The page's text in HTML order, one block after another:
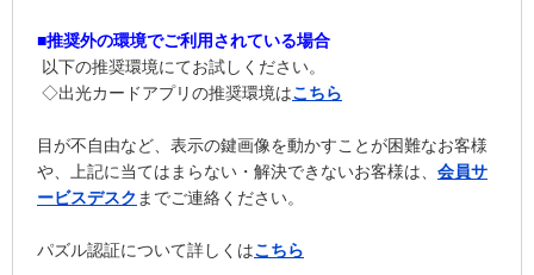
■推奨外の環境でご利用されている場合
以下の推奨環境にてお試しください。
◇出光カードアプリの推奨環境はこちら
目が不自由など、表示の鍵画像を動かすことが困難なお客様
や、上記に当てはまらない・解決できないお客様は、 会員サ
ービスデスク までご連絡ください。
パズル認証について詳しくはこちら